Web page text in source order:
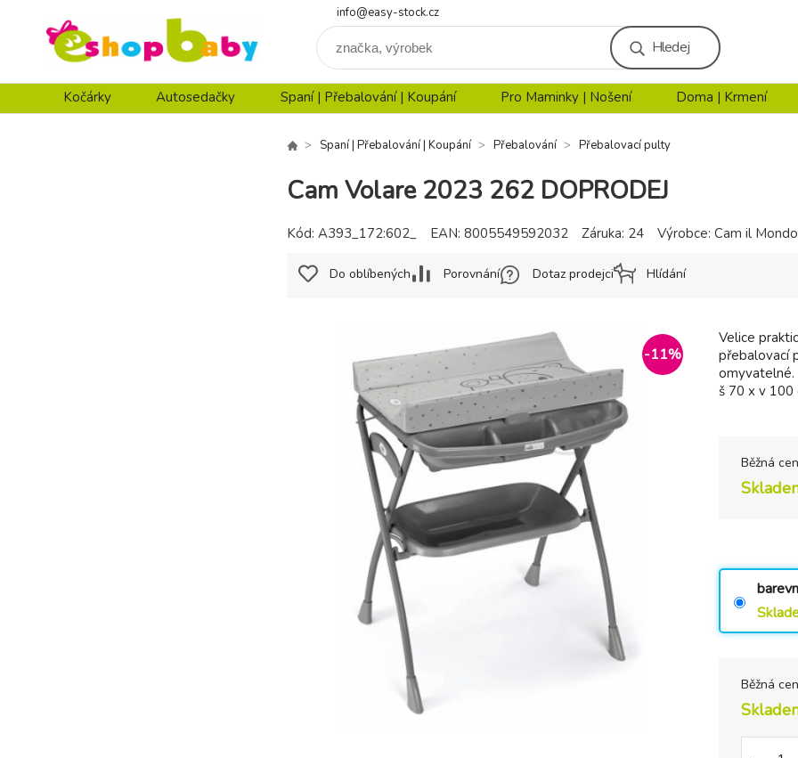
info@easy-stock.cz
Hledej
Kočárky Autosedačky Spaní | Přebalování | Koupání Pro Maminky | Nošení Doma | Krmení
Spaní | Přebalování | Koupání Přebalování Přebalovací pulty
Cam Volare 2023 262 DOPRODEJ
-11%
Velice
přebalovací
omyvatelné.
š 70 x v 100
Běžná
Běžná
Kód: A393_172:602_ EAN: 8005549592032 Záruka: 24 Výrobce: Cam il Mondo
Do oblíbených Porovnání Dotaz prodejci Hlídání